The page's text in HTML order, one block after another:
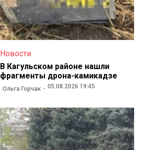
Новости
В Кагульском районе нашли
фрагменты дрона-камикадзе
Ольга Горчак 05.08.2026 19:45